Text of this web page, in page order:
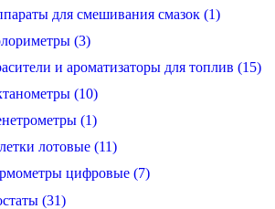
для смешивания смазок (1)
(3)
и ароматизаторы для топлив (15)
(10)
(1)
лотовые (11)
цифровые (7)
(31)